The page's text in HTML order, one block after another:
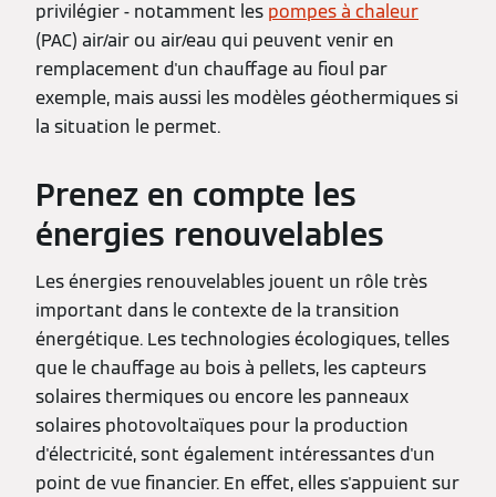
privilégier - notamment les pompes à chaleur
(PAC) air/air ou air/eau qui peuvent venir en
remplacement d'un chauffage au fioul par
exemple, mais aussi les modèles géothermiques si
la situation le permet.
Prenez en compte les
énergies renouvelables
Les énergies renouvelables jouent un rôle très
important dans le contexte de la transition
énergétique. Les technologies écologiques, telles
que le chauffage au bois à pellets, les capteurs
solaires thermiques ou encore les panneaux
solaires photovoltaïques pour la production
d'électricité, sont également intéressantes d'un
point de vue financier. En effet, elles s'appuient sur